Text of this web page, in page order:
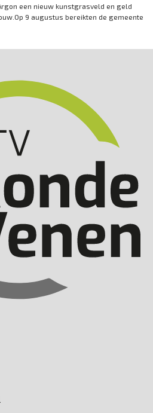
een nieuw kunstgrasveld en geld
9 augustus bereikten de gemeente